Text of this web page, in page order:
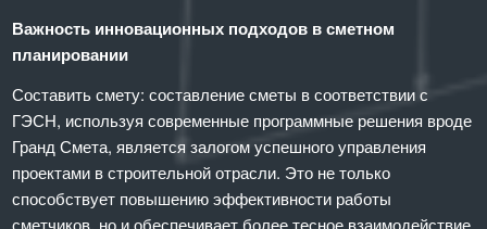
Важность инновационных подходов в сметном
планировании
Составить смету: составление сметы в соответствии с
ГЭСН, используя современные программные решения вроде
Гранд Смета, является залогом успешного управления
проектами в строительной отрасли. Это не только
способствует повышению эффективности работы
сметчиков, но и обеспечивает более тесное взаимодействие